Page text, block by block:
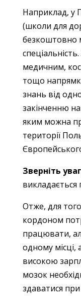
Наприклад, у
(школи для
безкоштовно
медичним,
тощо
знань від
закінченню
яким можна
території
Зверніть
Отже, для
кордоном
працювати,
одному місці,
високою
мозок
здаватися